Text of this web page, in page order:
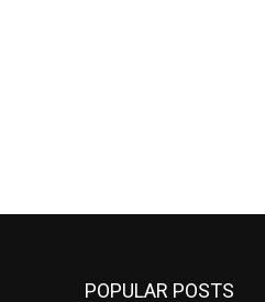
POPULAR POSTS